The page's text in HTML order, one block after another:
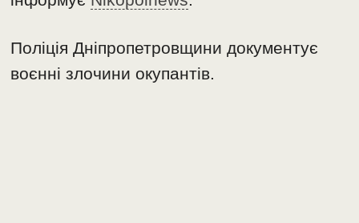
Поліція Дніпропетровщини документує
воєнні злочини окупантів.